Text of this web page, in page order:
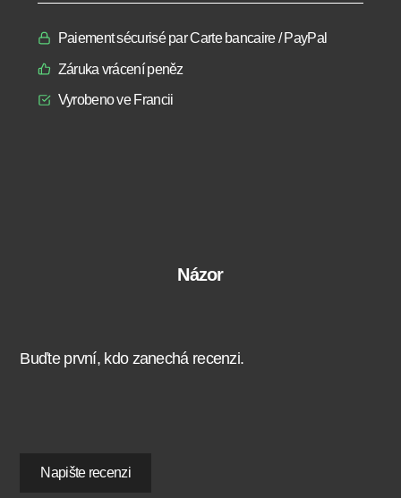
Paiement sécurisé par Carte bancaire / PayPal
Záruka vrácení peněz
Vyrobeno ve Francii
Názor
Buďte první, kdo zanechá recenzi.
Napište recenzi